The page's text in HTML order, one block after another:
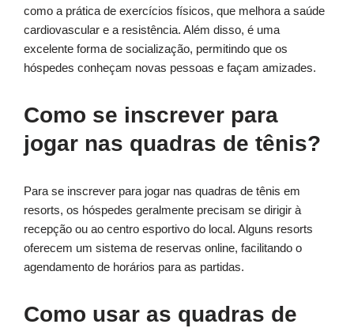
como a prática de exercícios físicos, que melhora a saúde
cardiovascular e a resistência. Além disso, é uma
excelente forma de socialização, permitindo que os
hóspedes conheçam novas pessoas e façam amizades.
Como se inscrever para
jogar nas quadras de tênis?
Para se inscrever para jogar nas quadras de tênis em
resorts, os hóspedes geralmente precisam se dirigir à
recepção ou ao centro esportivo do local. Alguns resorts
oferecem um sistema de reservas online, facilitando o
agendamento de horários para as partidas.
Como usar as quadras de